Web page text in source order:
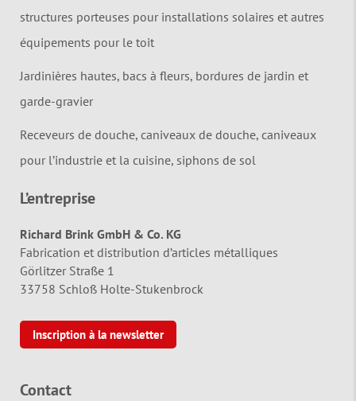
structures porteuses pour installations solaires et autres
équipements pour le toit
Jardinières hautes, bacs à fleurs, bordures de jardin et
garde-gravier
Receveurs de douche, caniveaux de douche, caniveaux
pour l’industrie et la cuisine, siphons de sol
L’entreprise
Richard Brink GmbH & Co. KG
Fabrication et distribution d’articles métalliques
Görlitzer Straße 1
33758 Schloß Holte-Stukenbrock
Inscription à la newsletter
Contact